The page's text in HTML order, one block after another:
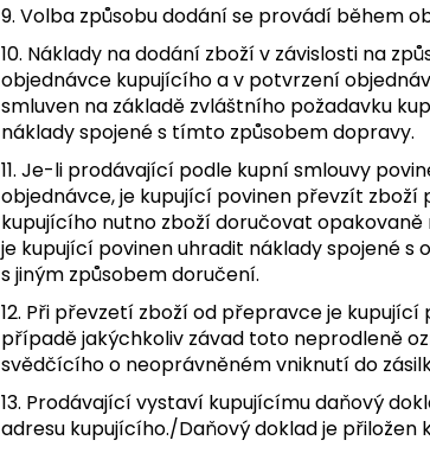
9. Volba způsobu dodání se provádí během
10. Náklady na dodání zboží v závislosti na
objednávce kupujícího a v potvrzení
smluven na základě zvláštního požadavku
náklady spojené s tímto způsobem dopravy.
11. Je-li prodávající podle kupní smlouvy
objednávce, je kupující povinen převzít zboží
kupujícího nutno zboží doručovat
je kupující povinen uhradit náklady spojené
s jiným způsobem doručení.
12. Při převzetí zboží od přepravce je
případě jakýchkoliv závad toto neprodleně
svědčícího o neoprávněném vniknutí do
13. Prodávající vystaví kupujícímu daňový
adresu kupujícího./Daňový doklad je přiložen